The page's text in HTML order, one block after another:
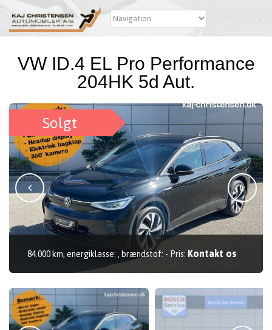
VW ID.4 EL Pro Performance
204HK 5d Aut.
Solgt
84.000 km, energiklasse: , brændstof: - Pris: Kontakt os